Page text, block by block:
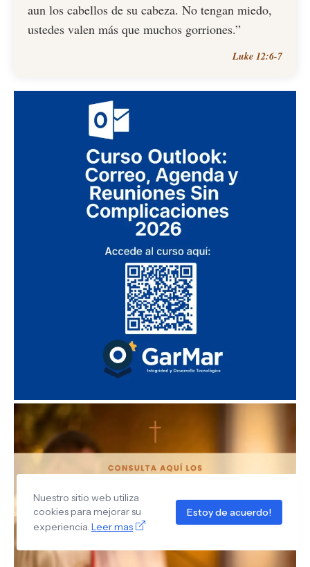
aun los cabellos de su cabeza. No tengan miedo,
ustedes valen más que muchos gorriones.”
Luke 12:6-7
Nuestro sitio web utiliza
cookies para mejorar su
experiencia. Leer mas
Estoy de acuerdo!